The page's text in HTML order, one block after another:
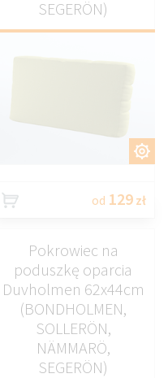
SEGERÖN)
od 129 zł
Pokrowiec na
poduszkę oparcia
Duvholmen 62x44cm
(BONDHOLMEN,
SOLLERÖN,
NÄMMARÖ,
SEGERÖN)